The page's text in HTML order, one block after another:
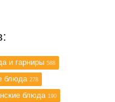
и гарниры 588
блюда 278
блюда 190